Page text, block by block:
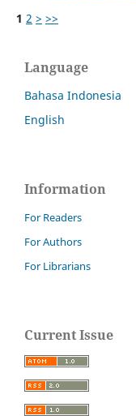
1 2 > >>
Language
Bahasa Indonesia
English
Information
For Readers
For Authors
For Librarians
Current Issue